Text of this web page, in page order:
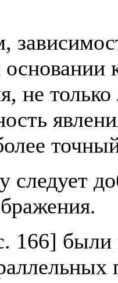
основании
не
следует
166]